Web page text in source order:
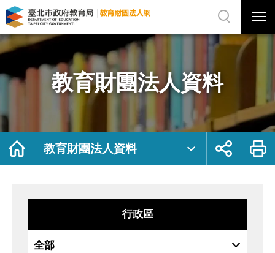
教
育
團
資
料
府
局
法
網
站
選
選
單
關
網
站
尋
教育財團法人資料
首
教育財團法人資料
展
鈕
列
行政區